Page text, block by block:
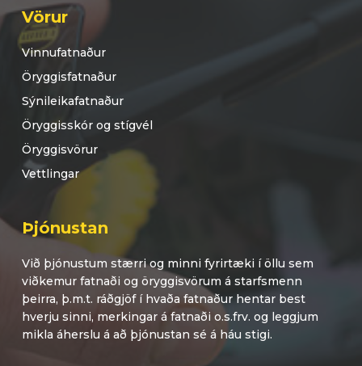
Vörur
Vinnufatnaður
Öryggisfatnaður
Sýnileikafatnaður
Öryggisskór og stígvél
Öryggisvörur
Vettlingar
Þjónustan
Við þjónustum stærri og minni fyrirtæki í öllu sem
viðkemur fatnaði og öryggisvörum á starfsmenn
þeirra, þ.m.t. ráðgjöf í hvaða fatnaður hentar best
hverju sinni, merkingar á fatnaði o.s.frv. og leggjum
mikla áherslu á að þjónustan sé á háu stigi.